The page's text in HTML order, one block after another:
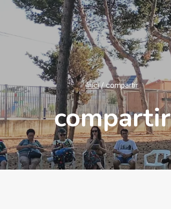
Inici / compartir
compartir